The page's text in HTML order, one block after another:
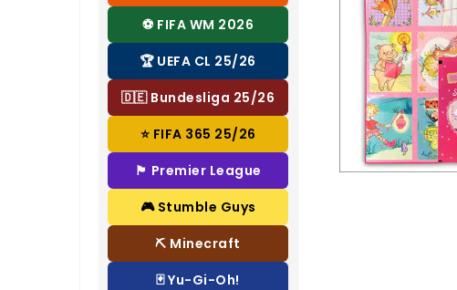
⚽ FIFA WM 2026
🏆 UEFA CL 25/26
🇩🇪 Bundesliga 25/26
⭐ FIFA 365 25/26
🏴 Premier League
🎮 Stumble Guys
⛏️ Minecraft
🃏 Yu-Gi-Oh!